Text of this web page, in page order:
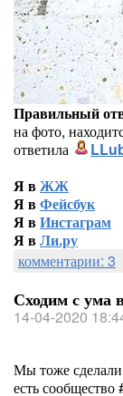
Правильный
на фото,
ответила
Я вЖЖ
Я вФейсбук
Я вИнстаграм
Я вЛи.ру
комментарии: 3
Сходим с ума
14-04-2020
Мы тоже сделали
есть